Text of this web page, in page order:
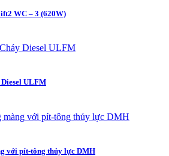
WC – 3 (620W)
ULFM
với pít-tông thủy lực DMH